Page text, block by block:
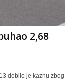
2,68
dobilo je kaznu zbog